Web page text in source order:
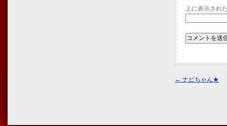
上に表示され
← ナビちゃん★